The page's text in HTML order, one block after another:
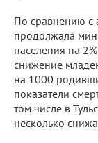
По сравнению с
продолжала
населения на
снижение
на 1000
показатели
том числе в
несколько